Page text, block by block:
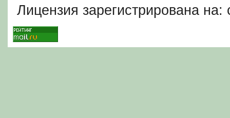
Лицензия зарегистрирована